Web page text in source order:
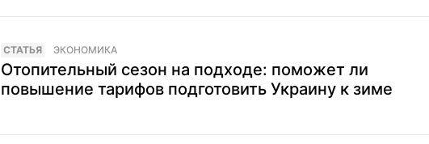
CТАТЬЯ ЭКОНОМИКА
Отопительный сезон на подходе: поможет ли
повышение тарифов подготовить Украину к зиме